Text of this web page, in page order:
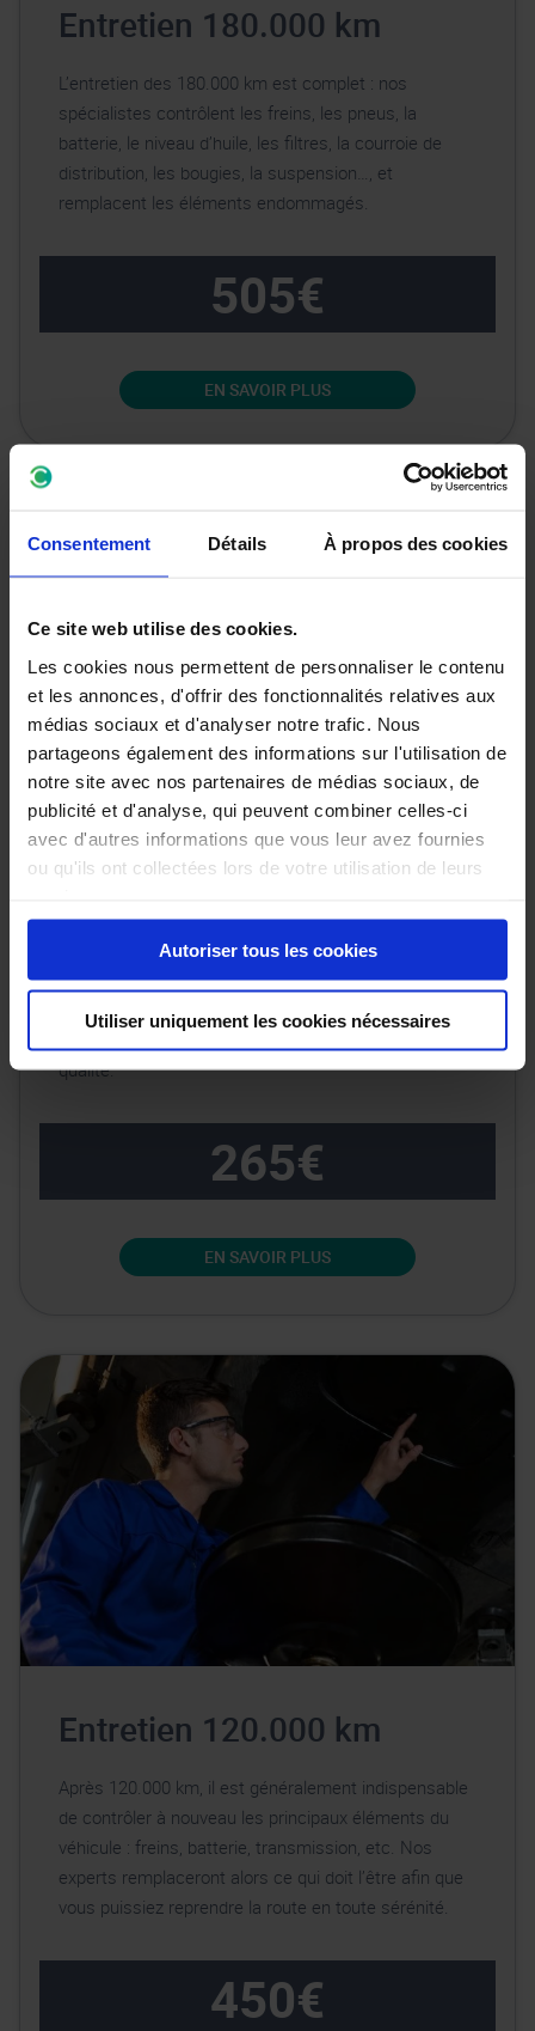
Consentement Détails À propos des cookies
Ce site web utilise des cookies.
Les cookies nous permettent de personnaliser le contenu
et les annonces, d'offrir des fonctionnalités relatives aux
médias sociaux et d'analyser notre trafic. Nous
partageons également des informations sur l'utilisation de
notre site avec nos partenaires de médias sociaux, de
publicité et d'analyse, qui peuvent combiner celles-ci
avec d'autres informations que vous leur avez fournies
ou qu'ils ont collectées lors de votre utilisation de leurs
Autoriser tous les cookies
Utiliser uniquement les cookies nécessaires
Entretien 180.000 km
L’entretien des 180.000 km est complet : nos
spécialistes contrôlent les freins, les pneus, la
batterie, le niveau d’huile, les filtres, la courroie de
distribution, les bougies, la suspension…, et
remplacent les éléments endommagés.
505€
EN SAVOIR PLUS
Entretien 150.000 km
Tout comme pour les premiers 30.000 km, les
150.000 km nécessitent l’intervention d’un
professionnel afin de vérifier les freins, l’état des
pneus, le niveau d’huile, les filtres, etc. Une voiture
qualité.
265€
EN SAVOIR PLUS
Entretien 120.000 km
Après 120.000 km, il est généralement indispensable
de contrôler à nouveau les principaux éléments du
véhicule : freins, batterie, transmission, etc. Nos
experts remplaceront alors ce qui doit l’être afin que
vous puissiez reprendre la route en toute sérénité.
450€